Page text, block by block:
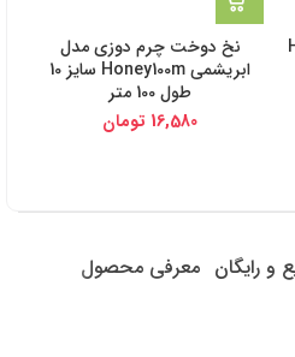
نخ دوخت چرم دوزی مدل
ابریشمی Honey100m سایز 10
طول 100 متر
16,580 تومان
و رایگان معرفی محصول